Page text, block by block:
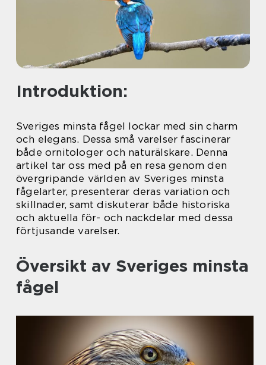
Introduktion:
Sveriges minsta fågel lockar med sin charm
och elegans. Dessa små varelser fascinerar
både ornitologer och naturälskare. Denna
artikel tar oss med på en resa genom den
övergripande världen av Sveriges minsta
fågelarter, presenterar deras variation och
skillnader, samt diskuterar både historiska
och aktuella för- och nackdelar med dessa
förtjusande varelser.
Översikt av Sveriges minsta
fågel